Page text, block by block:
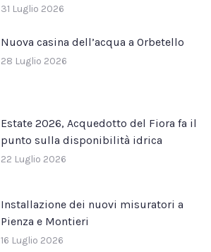
31 Luglio 2026
Nuova casina dell’acqua a Orbetello
28 Luglio 2026
Estate 2026, Acquedotto del Fiora fa il
punto sulla disponibilità idrica
22 Luglio 2026
Installazione dei nuovi misuratori a
Pienza e Montieri
16 Luglio 2026